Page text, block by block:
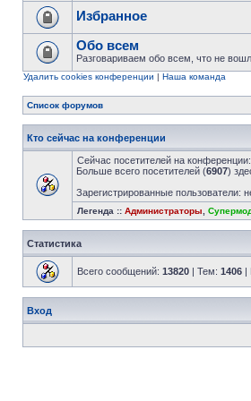
Избранное
Обо всем
Разговариваем обо всем, что не
Удалить cookies конференции | Наша команда
Список форумов
Кто сейчас на конференции
Сейчас посетителей на конференции:
Больше всего посетителей (6907)
Зарегистрированные пользователи:
Легенда :: Администраторы
Статистика
Всего сообщений: 13820 | Тем: 1406 |
Вход